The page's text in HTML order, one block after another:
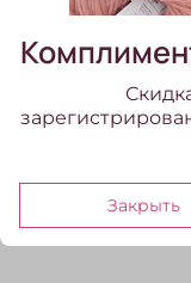
Отзывы
Отзывов еще
Закрыть